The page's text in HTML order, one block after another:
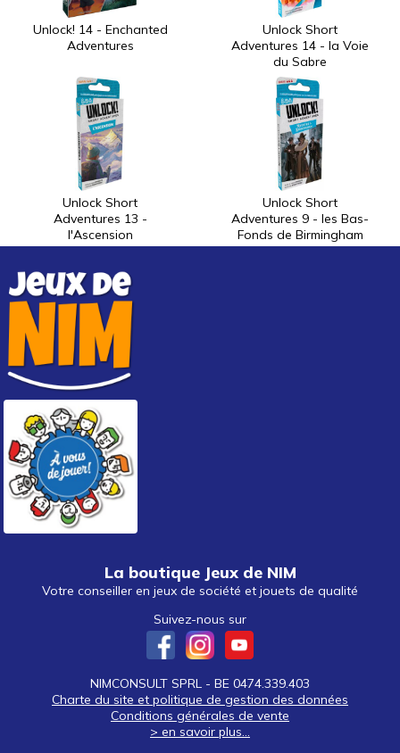
Unlock! 14 - Enchanted
Adventures
Unlock Short
Adventures 14 - la Voie
du Sabre
Unlock Short
Adventures 13 -
l'Ascension
Unlock Short
Adventures 9 - les Bas-
Fonds de Birmingham
La boutique Jeux de NIM
Votre conseiller en jeux de société et jouets de qualité
Suivez-nous sur
NIMCONSULT SPRL - BE 0474.339.403
Charte du site et politique de gestion des données
Conditions générales de vente
> en savoir plus...